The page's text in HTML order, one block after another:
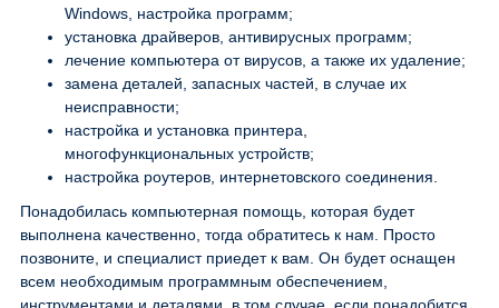
Windows, настройка программ;
установка драйверов, антивирусных программ;
лечение компьютера от вирусов, а также их удаление;
замена деталей, запасных частей, в случае их
неисправности;
настройка и установка принтера,
многофункциональных устройств;
настройка роутеров, интернетовского соединения.
Понадобилась компьютерная помощь, которая будет
выполнена качественно, тогда обратитесь к нам. Просто
позвоните, и специалист приедет к вам. Он будет оснащен
всем необходимым программным обеспечением,